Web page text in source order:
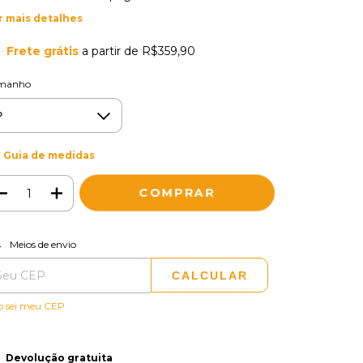
mais detalhes
Frete grátis a partir de R$359,90
Guia de medidas
para o CEP:
Meios de envio
CALCULAR
sei meu CEP
Devolução gratuita